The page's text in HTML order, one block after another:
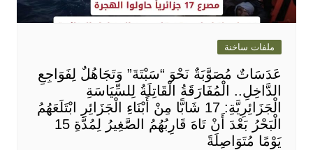
ملفات ساخنة
عَدَسَاتٌ مُصَوَّبَةٌ نَحْوَ “سَبْتَةَ” وَتَجَاهُلٌ لِفَوَاجِعِ
الدَّاخِلِ.. الْمُفَارَقَةُ الْقَاتِلَةُ لِلسِّيَاسَةِ
الْجَزَائِرِيَّةِ: 17 شَابًّا مِنْ أَبْنَاءِ الْجَزَائِرِ ابْتَلَعَهُمُ
الْبَحْرُ بَعْدَ أَنْ تَاهَ قَارِبُهُمُ الصَّغِيرُ لِمُدَّةِ 15
يَوْمًا مُتَوَاصِلَةً